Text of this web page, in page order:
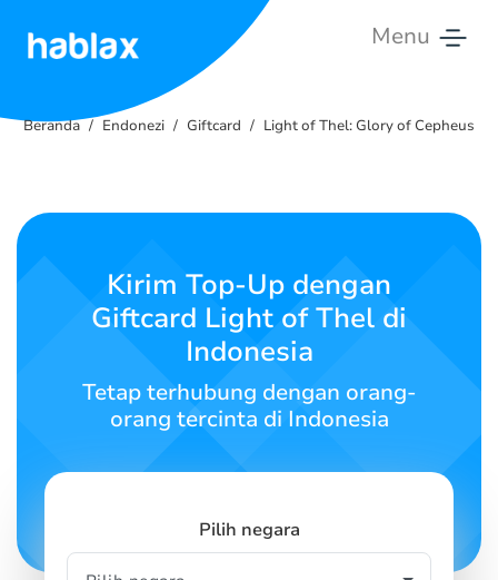
Menu
Tarif
Hubungi
kami
Bahasa Indonesia
Beranda Endonezi Giftcard Light of Thel: Glory of Cepheus
Kirim Top-Up dengan
Giftcard Light of Thel di
Indonesia
Tetap terhubung dengan orang-
orang tercinta di Indonesia
Pilih negara